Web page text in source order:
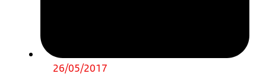
26/05/2017